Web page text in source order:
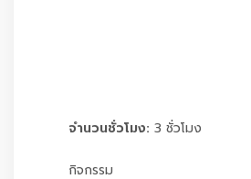
จำนวนชั่วโมง: 3 ชั่วโมง
กิจกรรม